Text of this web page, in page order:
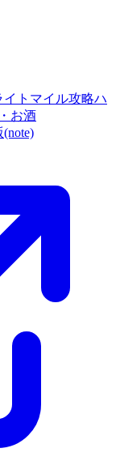
トマイル攻略ハ
お酒